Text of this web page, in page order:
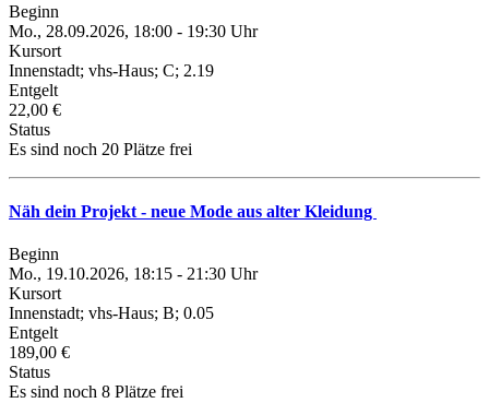
Beginn
Mo., 28.09.2026, 18:00 - 19:30 Uhr
Kursort
Innenstadt; vhs-Haus; C; 2.19
Entgelt
22,00 €
Status
Es sind noch 20 Plätze frei
Näh dein Projekt - neue Mode aus alter Kleidung
Beginn
Mo., 19.10.2026, 18:15 - 21:30 Uhr
Kursort
Innenstadt; vhs-Haus; B; 0.05
Entgelt
189,00 €
Status
Es sind noch 8 Plätze frei